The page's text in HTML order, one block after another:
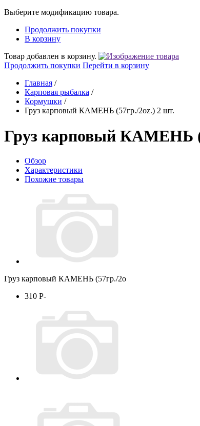
Выберите модификацию товара.
Продолжить покупки
В корзину
Товар добавлен в корзину.
Продолжить покупки Перейти в корзину
Главная /
Карповая рыбалка /
Кормушки /
Груз карповый КАМЕНЬ (57гр./2oz.) 2 шт.
Груз карповый КАМЕНЬ
Обзор
Характеристики
Похожие товары
Груз карповый КАМЕНЬ (57гр./2o
310 P-